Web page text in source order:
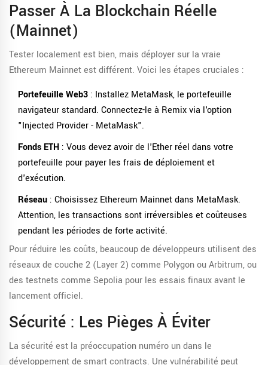
Passer À La Blockchain Réelle
(Mainnet)
Tester localement est bien, mais déployer sur la vraie
Ethereum Mainnet est différent. Voici les étapes cruciales :
Portefeuille Web3 : Installez MetaMask, le portefeuille
navigateur standard. Connectez-le à Remix via l'option
"Injected Provider - MetaMask".
Fonds ETH : Vous devez avoir de l'Ether réel dans votre
portefeuille pour payer les frais de déploiement et
d'exécution.
Réseau : Choisissez Ethereum Mainnet dans MetaMask.
Attention, les transactions sont irréversibles et coûteuses
pendant les périodes de forte activité.
Pour réduire les coûts, beaucoup de développeurs utilisent des
réseaux de couche 2 (Layer 2) comme Polygon ou Arbitrum, ou
des testnets comme Sepolia pour les essais finaux avant le
lancement officiel.
Sécurité : Les Pièges À Éviter
La sécurité est la préoccupation numéro un dans le
développement de smart contracts. Une vulnérabilité peut